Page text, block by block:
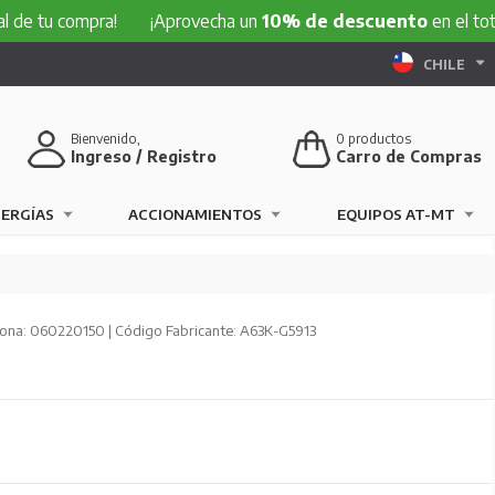
¡Aprovecha un10% de descuentoen el total de tu
CHILE
0 productos
Carro de Compras
Bienvenido,
Ingreso / Registro
ACCIONAMIENTOS EQUIPOS AT-MT
060220150 | Código Fabricante: A63K-G5913